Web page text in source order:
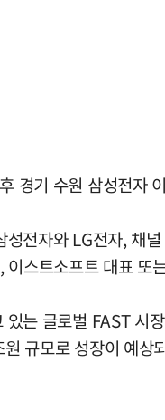
경기 수원 삼성전자
전자와 LG전자, 채
스트소프트 대표 또
는 글로벌 FAST 시
규모로 성장이 예